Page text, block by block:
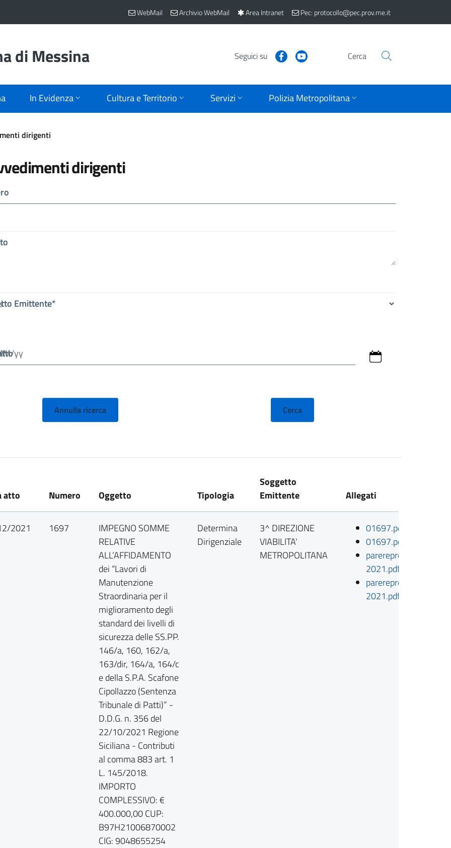
WebMail Archivio WebMail Area Intranet Pec: protocollo@pec.prov.me.it
di Messina Seguici su Cerca
In Evidenza Cultura e Territorio Servizi Polizia Metropolitana
dirigenti
dirigenti
Emittente*
atto Numero Oggetto Tipologia
Soggetto
Emittente
Allegati
2021 1697
IMPEGNO SOMME
RELATIVE
ALL’AFFIDAMENTO
dei “Lavori di
Manutenzione
Straordinaria per il
miglioramento degli
standard dei livelli di
sicurezza delle SS.PP.
146/a, 160, 162/a,
163/dir, 164/a, 164/c
e della S.P.A. Scafone
Cipollazzo (Sentenza
Tribunale di Patti)” -
D.D.G. n. 356 del
22/10/2021 Regione
Siciliana - Contributi
al comma 883 art. 1
L. 145/2018.
IMPORTO
COMPLESSIVO: €
400.000,00 CUP:
B97H21006870002
CIG: 9048655254
Determina
Dirigenziale
3^ DIREZIONE
VIABILITA'
METROPOLITANA
01697.pdf
01697.pdf.p7m
parereproposta1937-
2021.pdf
parereproposta1937-
2021.pdf.p7m